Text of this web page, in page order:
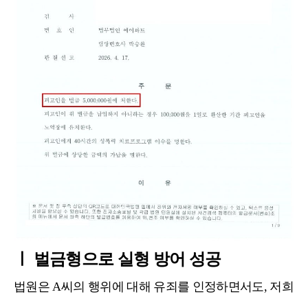
ㅣ 벌금형으로 실형 방어 성공
법원은 A씨의 행위에 대해 유죄를 인정하면서도, 저희